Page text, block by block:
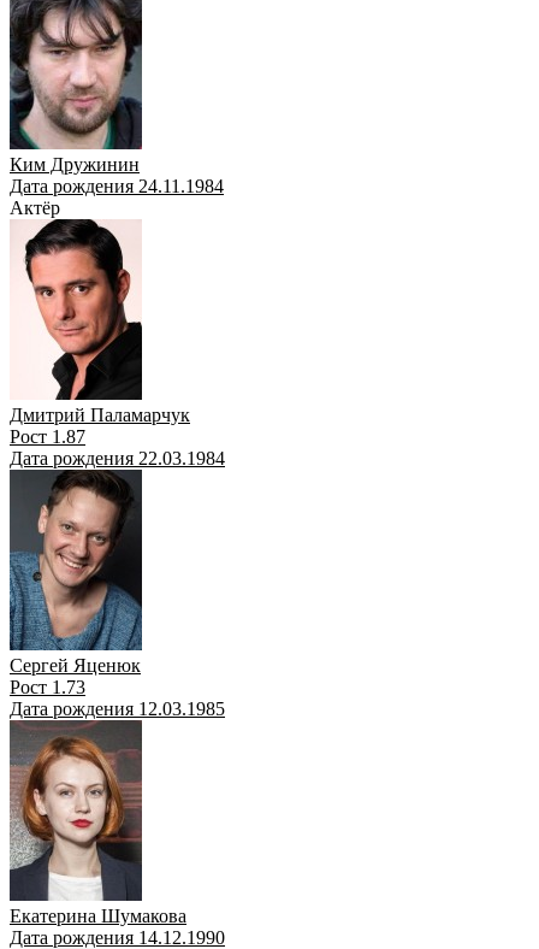
Ким Дружинин
Дата рождения 24.11.1984
Актёр
Дмитрий Паламарчук
Рост 1.87
Дата рождения 22.03.1984
Сергей Яценюк
Рост 1.73
Дата рождения 12.03.1985
Екатерина Шумакова
Дата рождения 14.12.1990